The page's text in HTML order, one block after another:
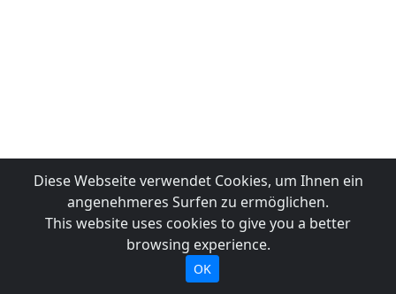
Diese Webseite verwendet Cookies, um Ihnen ein
angenehmeres Surfen zu ermöglichen.
This website uses cookies to give you a better
browsing experience.
OK